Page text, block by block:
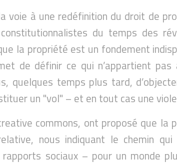
voie à une redéfinition du droit de
du temps des
la propriété est un fondement
de définir ce qui n’appartient pas
quelques temps plus tard,
un "vol" – et en tout cas une
commons, ont proposé que la
nous indiquant le chemin
sociaux – pour un monde